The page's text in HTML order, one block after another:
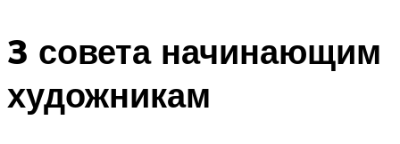
3 совета начинающим
художникам